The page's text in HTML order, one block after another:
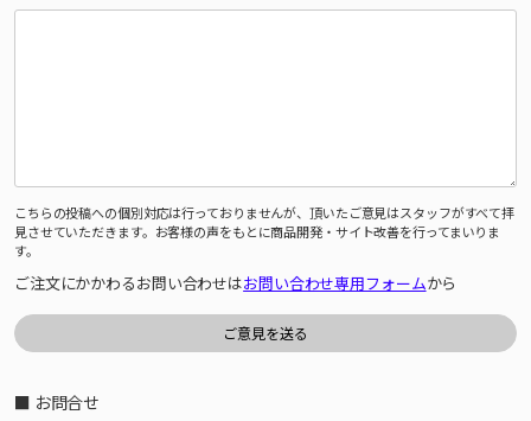
こちらの投稿への個別対応は行っておりませんが、頂いたご意見はスタッフがすべて拝
見させていただきます。お客様の声をもとに商品開発・サイト改善を行ってまいりま
す。
ご注文にかかわるお問い合わせはお問い合わせ専用フォームから
■ お問合せ